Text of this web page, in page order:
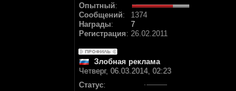
Опытный:
Сообщений:
1374
Награды:
7
Регистрация: 26.02.2011
Злобная реклама
Четверг, 06.03.2014, 02:23
Статус: